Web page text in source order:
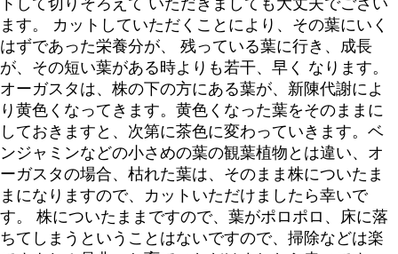
ます。 カットしていただくことにより、その葉にいく
はずであった栄養分が、 残っている葉に行き、成長
が、その短い葉がある時よりも若干、早く なります。
オーガスタは、株の下の方にある葉が、新陳代謝によ
り黄色くなってきます。黄色くなった葉をそのままに
しておきますと、次第に茶色に変わっていきます。ベ
ンジャミンなどの小さめの葉の観葉植物とは違い、オ
ーガスタの場合、枯れた葉は、そのまま株についたま
まになりますので、カットいただけましたら幸いで
す。 株についたままですので、葉がポロポロ、床に落
ちてしまうということはないですので、掃除などは楽